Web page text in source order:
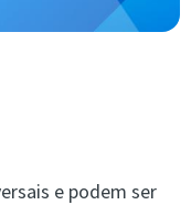
e podem ser